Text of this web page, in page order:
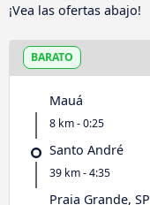
¡Vea las ofertas abajo!
BARATO
Mauá
8 km - 0:25
Santo André
39 km - 4:35
Praia Grande, SP